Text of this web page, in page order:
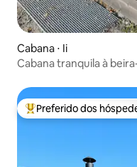
Cabana ⋅ Ii
Cabana tranquila à
Entre os melhores
Preferido dos